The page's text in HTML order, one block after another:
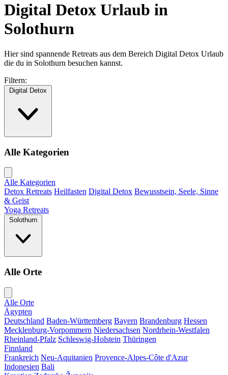
Digital Detox Urlaub in
Solothurn
Hier sind spannende Retreats aus dem Bereich Digital Detox Urlaub
die du in Solothurn besuchen kannst.
Filtern:
Digital Detox
Alle Kategorien
Alle Kategorien
Detox Retreats Heilfasten Digital Detox Bewusstsein, Seele, Sinne
& Geist
Yoga Retreats
Solothurn
Alle Orte
Alle Orte
Ägypten
Deutschland Baden-Württemberg Bayern Brandenburg Hessen
Mecklenburg-Vorpommern Niedersachsen Nordrhein-Westfalen
Rheinland-Pfalz Schleswig-Holstein Thüringen
Finnland
Frankreich Neu-Aquitanien Provence-Alpes-Côte d'Azur
Indonesien Bali